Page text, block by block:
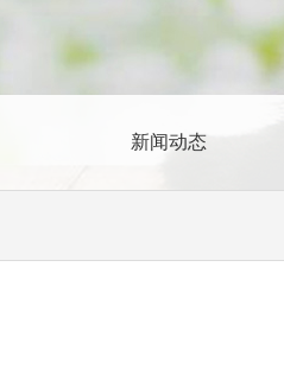
新闻动态